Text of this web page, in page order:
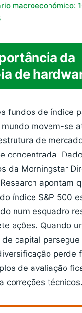
macroeconómico:
da
de
fundos de índice
mundo movem-se
de
concentrada.
da Morningstar
apontam
índice S&P 500
num esquadro
ações. Quando
de capital persegue
perde
de avaliação
correções técnicos.